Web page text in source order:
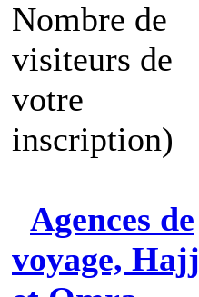
Nombre de
visiteurs de
votre
inscription)
Agences de
voyage, Hajj